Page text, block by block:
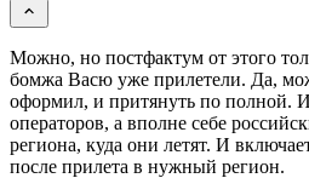
Можно, но постфактум от этого
бомжа Васю уже прилетели. Да,
оформил, и притянуть по полной.
операторов, а вполне себе
региона, куда они летят. И
после прилета в нужный регион.